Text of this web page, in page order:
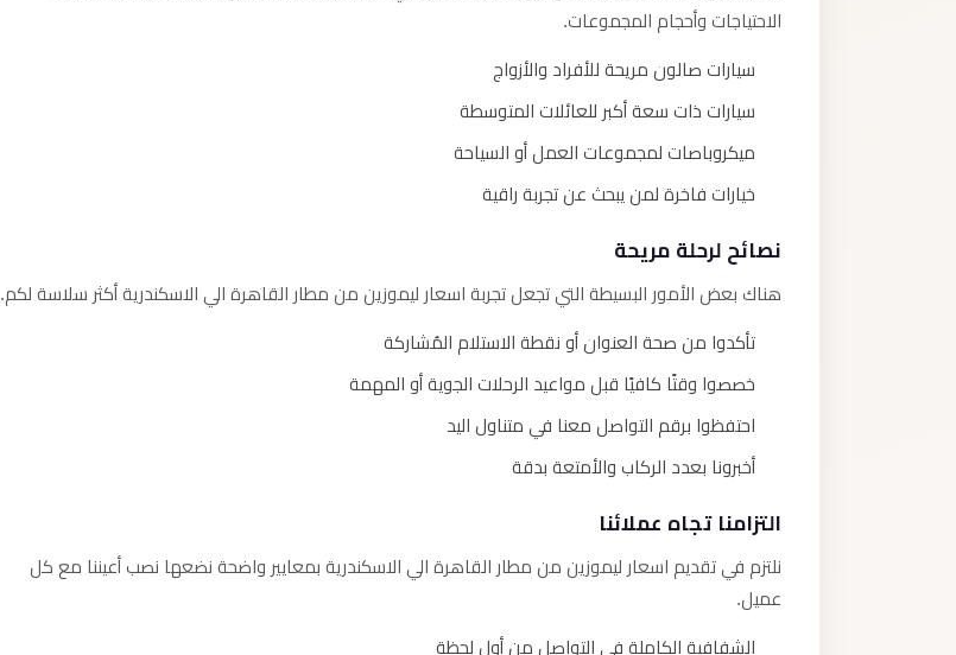
الاحتياجات وأحجام المجموعات.
سيارات صالون مريحة للأفراد والأزواج
سيارات ذات سعة أكبر للعائلات المتوسطة
ميكروباصات لمجموعات العمل أو السياحة
خيارات فاخرة لمن يبحث عن تجربة راقية
نصائح لرحلة مريحة
هناك بعض الأمور البسيطة التي تجعل تجربة اسعار ليموزين من مطار القاهرة الي الاسكندرية أكثر سلاسة لكم.
تأكدوا من صحة العنوان أو نقطة الاستلام المُشاركة
خصصوا وقتًا كافيًا قبل مواعيد الرحلات الجوية أو المهمة
احتفظوا برقم التواصل معنا في متناول اليد
أخبرونا بعدد الركاب والأمتعة بدقة
التزامنا تجاه عملائنا
نلتزم في تقديم اسعار ليموزين من مطار القاهرة الي الاسكندرية بمعايير واضحة نضعها نصب أعيننا مع كل
عميل.
الشفافية الكاملة في التواصل من أول لحظة